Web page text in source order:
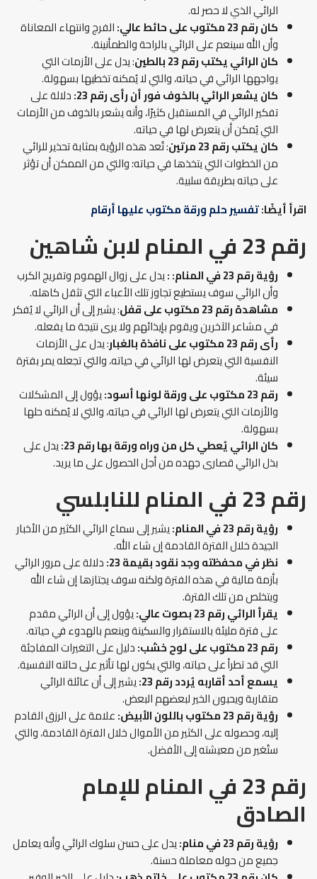
الرائي الذي لا حصر له.
كان رقم 23 مكتوب على حائط عالي:
الفرج وانتهاء المعاناة
وأن الله سينعم على الرائي بالراحة والطمأنينة.
كان الرائي يكتب رقم 23 بالطين
: يدل على الأزمات التي
يواجهها الرائي في حياته، والتي لا يُمكنه تخطيها بسهولة.
كان يشعر الرائي بالخوف فور أن رأى رقم 23:
دلالة على
تفكير الرائي في المستقبل كثيرًا، وأنه يشعر بالخوف من الأزمات
التي يُمكن أن يتعرض لها في حياته.
كان يكتب رقم 23 مرتين
: تُعد هذه الرؤية بمثابة تحذير للرائي
من الخطوات التي يتخذها في حياته؛ والتي من الممكن أن تؤثر
على حياته بطريقة سلبية.
اقرأ أيضًا:تفسير حلم ورقة مكتوب عليها أرقام
رقم 23 في المنام لابن شاهين
رؤية رقم 23 في المنام: :يدل على زوال الهموم وتفريج الكرب
وأن الرائي سوف يستطيع تجاوز تلك الأعباء التي تثقل كاهله.
مشاهدة رقم 23 مكتوب على قفل
: يشير إلى أن الرائي لا يُفكر
في مشاعر الآخرين ويقوم بإيذائهم ولا يرى نتيجة ما يفعله.
رأى رقم 23 مكتوب على نافذة بالغبار
: يدل على الأزمات
النفسية التي يتعرض لها الرائي في حياته، والتي تجعله يمر بفترة
سيئة.
رقم 23 مكتوب على ورقة لونها أسود:
يؤول إلى المشكلات
والأزمات التي يتعرض لها الرائي في حياته، والتي لا يُمكنه حلها
بسهولة.
كان الرائي يُعطي كل من وراه ورقة بها رقم 23:
يدل على
بذل الرائي قصارى جهده من أجل الحصول على ما يريد.
رقم 23 في المنام للنابلسي
رؤية رقم 23 في المنام:
يشير إلى سماع الرائي الكثير من الأخبار
الجيدة خلال الفترة القادمة إن شاء الله.
نظر في محفظته وجد نقود بقيمة 23:
دلالة على مرور الرائي
بأزمة مالية في هذه الفترة ولكنه سوف يجتازها إن شاء الله
ويتخلص من تلك الفترة.
يقرأ الرائي رقم 23 بصوت عالي:
يؤول إلى أن الرائي مقدم
على فترة مليئة بالاستقرار والسكينة وينعم بالهدوء في حياته.
رقم 23 مكتوب على لوح خشب:
دليل على التغيرات المفاجئة
التي قد تطرأ على حياته، والتي يكون لها تأثير على حالته النفسية.
يسمع أحد أقاربه يُردد رقم 23:
يشير إلى أن عائلة الرائي
متقاربة ويحبون الخير لبعضهم البعض.
رؤية رقم 23 مكتوب باللون الأبيض:
علامة على الرزق القادم
إليه، وحصوله على الكثير من الأموال خلال الفترة القادمة، والتي
ستُغير من معيشته إلى الأفضل.
رقم 23 في المنام للإمام
الصادق
رؤية رقم 23 في منام:
يدل على حسن سلوك الرائي وأنه يعامل
جميع من حوله معاملة حسنة.